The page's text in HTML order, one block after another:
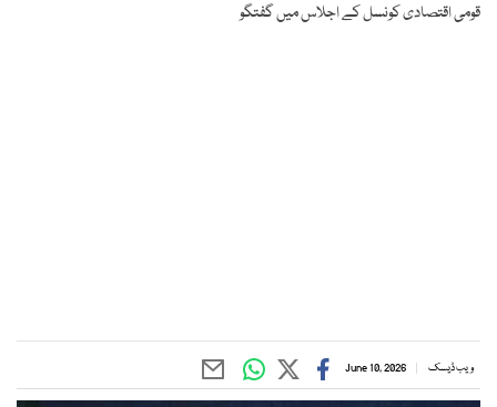
قومی اقتصادی کونسل کے اجلاس میں گفتگو
ویب ڈیسک June 10, 2026